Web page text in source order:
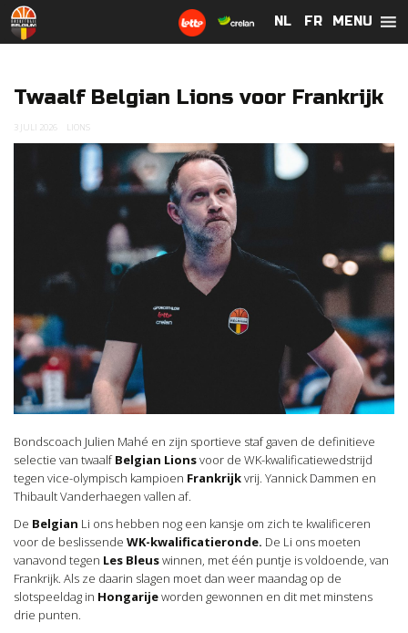
MENU
NL FR
Twaalf Belgian Lions voor Frankrijk
3 JULI 2026 LIONS
Bondscoach Julien Mahé en zijn sportieve staf gaven de definitieve
selectie van twaalfBelgian Lionsvoor de WK-kwalificatiewedstrijd
tegen vice-olympisch kampioen Frankrijkvrij. Yannick Dammen en
Thibault Vanderhaegen vallen af.
De Belgian Li ons hebben nog een kansje om zich te kwalificeren
voor de beslissende WK-kwalificatieronde. De Li ons moeten
vanavond tegen Les Bleuswinnen, met één puntje is voldoende, van
Frankrijk. Als ze daarin slagen moet dan weer maandag op de
slotspeeldag in Hongarijeworden gewonnen en dit met minstens
drie punten.
NL FR